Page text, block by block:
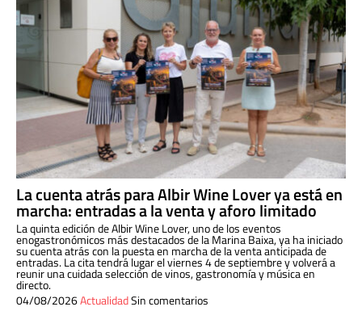
La cuenta atrás para Albir Wine Lover ya está en
marcha: entradas a la venta y aforo limitado
La quinta edición de Albir Wine Lover, uno de los eventos
enogastronómicos más destacados de la Marina Baixa, ya ha iniciado
su cuenta atrás con la puesta en marcha de la venta anticipada de
entradas. La cita tendrá lugar el viernes 4 de septiembre y volverá a
reunir una cuidada selección de vinos, gastronomía y música en
directo.
04/08/2026ActualidadSin comentarios